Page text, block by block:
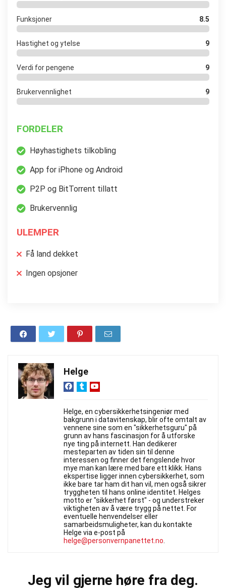
Funksjoner 8.5
Hastighet og ytelse 9
Verdi for pengene 9
Brukervennlighet 9
FORDELER
Høyhastighets tilkobling
App for iPhone og Android
P2P og BitTorrent tillatt
Brukervennlig
ULEMPER
Få land dekket
Ingen opsjoner
Helge
Helge, en cybersikkerhetsingeniør med
bakgrunn i datavitenskap, blir ofte omtalt av
vennene sine som en "sikkerhetsguru" på
grunn av hans fascinasjon for å utforske
nye ting på internett. Han dedikerer
mesteparten av tiden sin til denne
interessen og finner det fengslende hvor
mye man kan lære med bare ett klikk. Hans
ekspertise ligger innen cybersikkerhet, som
ikke bare tar ham dit han vil, men også sikrer
tryggheten til hans online identitet. Helges
motto er "sikkerhet først" - og understreker
viktigheten av å være trygg på nettet. For
eventuelle henvendelser eller
samarbeidsmuligheter, kan du kontakte
Helge via e-post på
helge@personvernpanettet.no.
Jeg vil gjerne høre fra deg.